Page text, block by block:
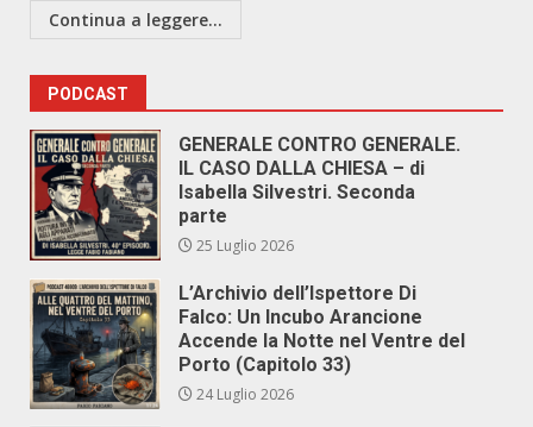
Continua a leggere...
PODCAST
GENERALE CONTRO GENERALE.
IL CASO DALLA CHIESA – di
Isabella Silvestri. Seconda
parte
25 Luglio 2026
L’Archivio dell’Ispettore Di
Falco: Un Incubo Arancione
Accende la Notte nel Ventre del
Porto (Capitolo 33)
24 Luglio 2026